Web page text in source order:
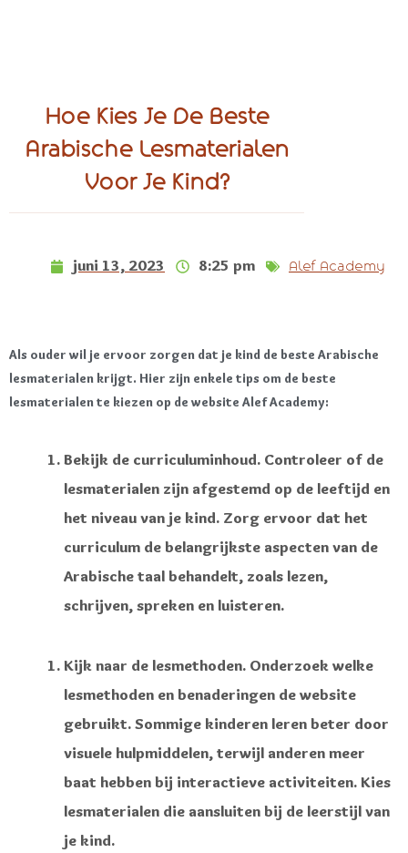
Hoe Kies Je De Beste
Arabische Lesmaterialen
Voor Je Kind?
juni 13, 2023 8:25 pm Alef Academy
Als ouder wil je ervoor zorgen dat je kind de beste Arabische
lesmaterialen krijgt. Hier zijn enkele tips om de beste
lesmaterialen te kiezen op de website Alef Academy:
Bekijk de curriculuminhoud. Controleer of de
lesmaterialen zijn afgestemd op de leeftijd en
het niveau van je kind. Zorg ervoor dat het
curriculum de belangrijkste aspecten van de
Arabische taal behandelt, zoals lezen,
schrijven, spreken en luisteren.
Kijk naar de lesmethoden. Onderzoek welke
lesmethoden en benaderingen de website
gebruikt. Sommige kinderen leren beter door
visuele hulpmiddelen, terwijl anderen meer
baat hebben bij interactieve activiteiten. Kies
lesmaterialen die aansluiten bij de leerstijl van
je kind.